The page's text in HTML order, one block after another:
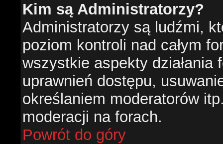
Kim są Administratorzy?
Administratorzy są ludźmi,
poziom kontroli nad całym
wszystkie aspekty działania
uprawnień dostępu,
określaniem moderatorów
moderacji na forach.
Powrót do góry